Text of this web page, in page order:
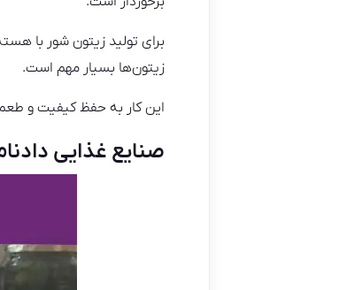
برای تولید زیتون شور با
زیتون‌ها بسیار مهم است.
این کار به حفظ کیفیت و
صنایع غذایی